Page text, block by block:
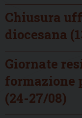
Chiusura
diocesana
Giornate
formazione
(24-27/08)